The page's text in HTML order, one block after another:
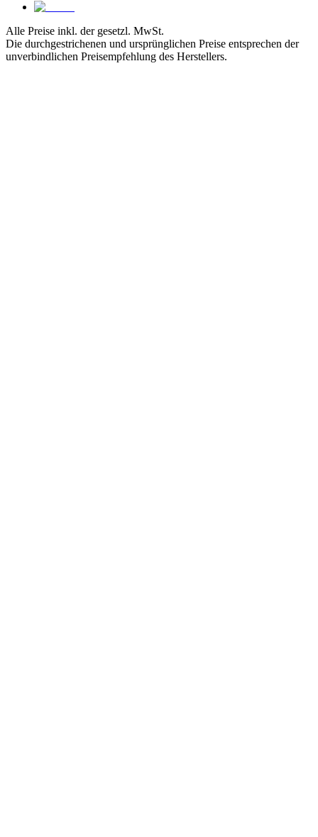
Alle Preise inkl. der gesetzl. MwSt.
Die durchgestrichenen und ursprünglichen Preise entsprechen der
unverbindlichen Preisempfehlung des Herstellers.